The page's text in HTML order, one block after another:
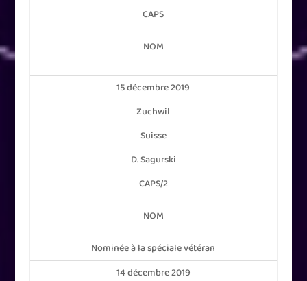
CAPS
NOM
15 décembre 2019
Zuchwil
Suisse
D. Sagurski
CAPS/2
NOM
Nominée à la spéciale vétéran
14 décembre 2019